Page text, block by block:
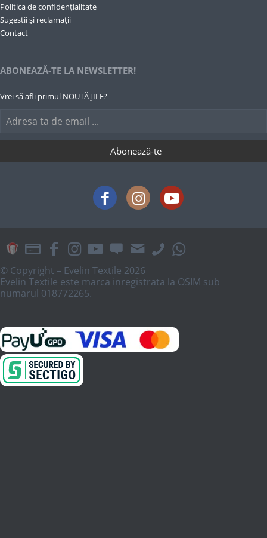
Politica de confidențialitate
Sugestii și reclamații
Contact
ABONEAZĂ-TE LA NEWSLETTER!
Vrei să afli primul NOUTĂȚILE?
© Copyright – Evelin Textile 2026
Evelin Textile este marca inregistrata la OSIM sub
numarul 018772265.